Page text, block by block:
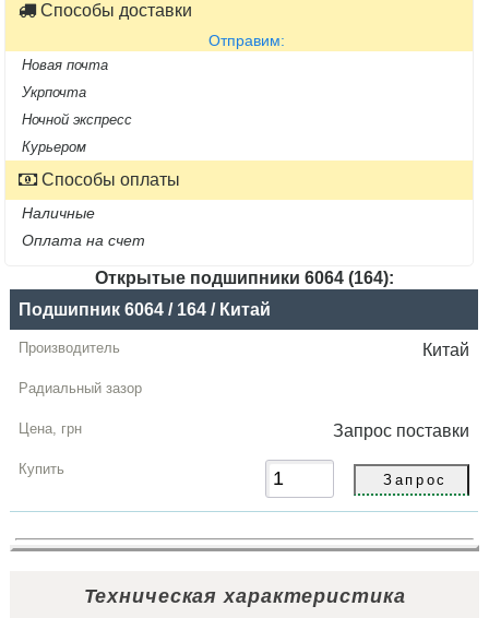
Способы доставки
Отправим:
Новая почта
Укрпочта
Ночной экспресс
Курьером
Способы оплаты
Наличные
Оплата на счет
Открытые подшипники 6064 (164):
Название
Производитель
Радиальный
грн
Купить
Подшипник 6064 / 164 / Китай
Китай
Запрос поставки
Техническая характеристика